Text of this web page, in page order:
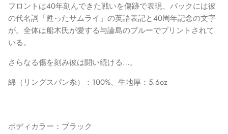
フロントは40年刻んできた戦いを傷跡で表現、バックには彼
の代名詞「甦ったサムライ」の英語表記と40周年記念の文字
が。全体は船木氏が愛する与論島のブルーでプリントされて
いる。
さらなる傷を刻み彼は闘い続ける…。
綿（リングスパン糸）：100%、生地厚：5.6oz
ボディカラー：ブラック